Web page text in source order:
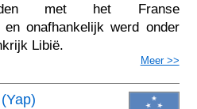
met het Franse
en onafhankelijk werd onder
Libië.
Meer >>